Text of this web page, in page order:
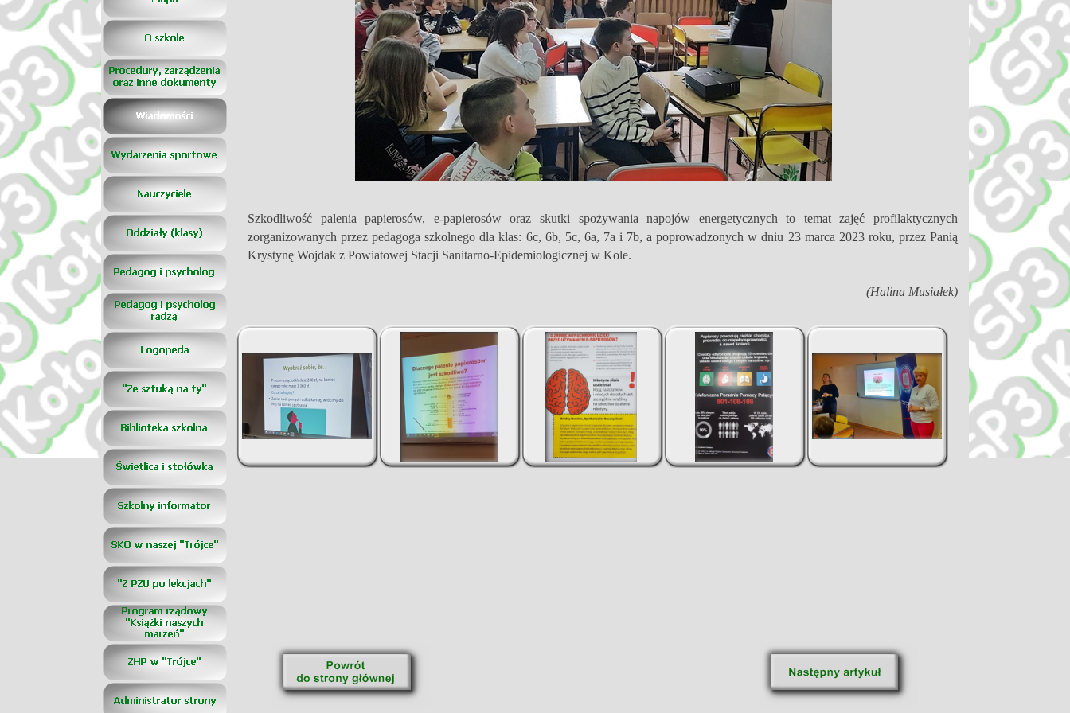
Szkodliwość palenia papierosów, e-papierosów oraz skutki spożywania napojów energetycznych to temat zajęć profilaktycznych
zorganizowanych przez pedagoga szkolnego dla klas: 6c, 6b, 5c, 6a, 7a i 7b, a poprowadzonych w dniu 23 marca 2023 roku, przez Panią
Krystynę Wojdak z Powiatowej Stacji Sanitarno-Epidemiologicznej w Kole.
(Halina Musiałek)